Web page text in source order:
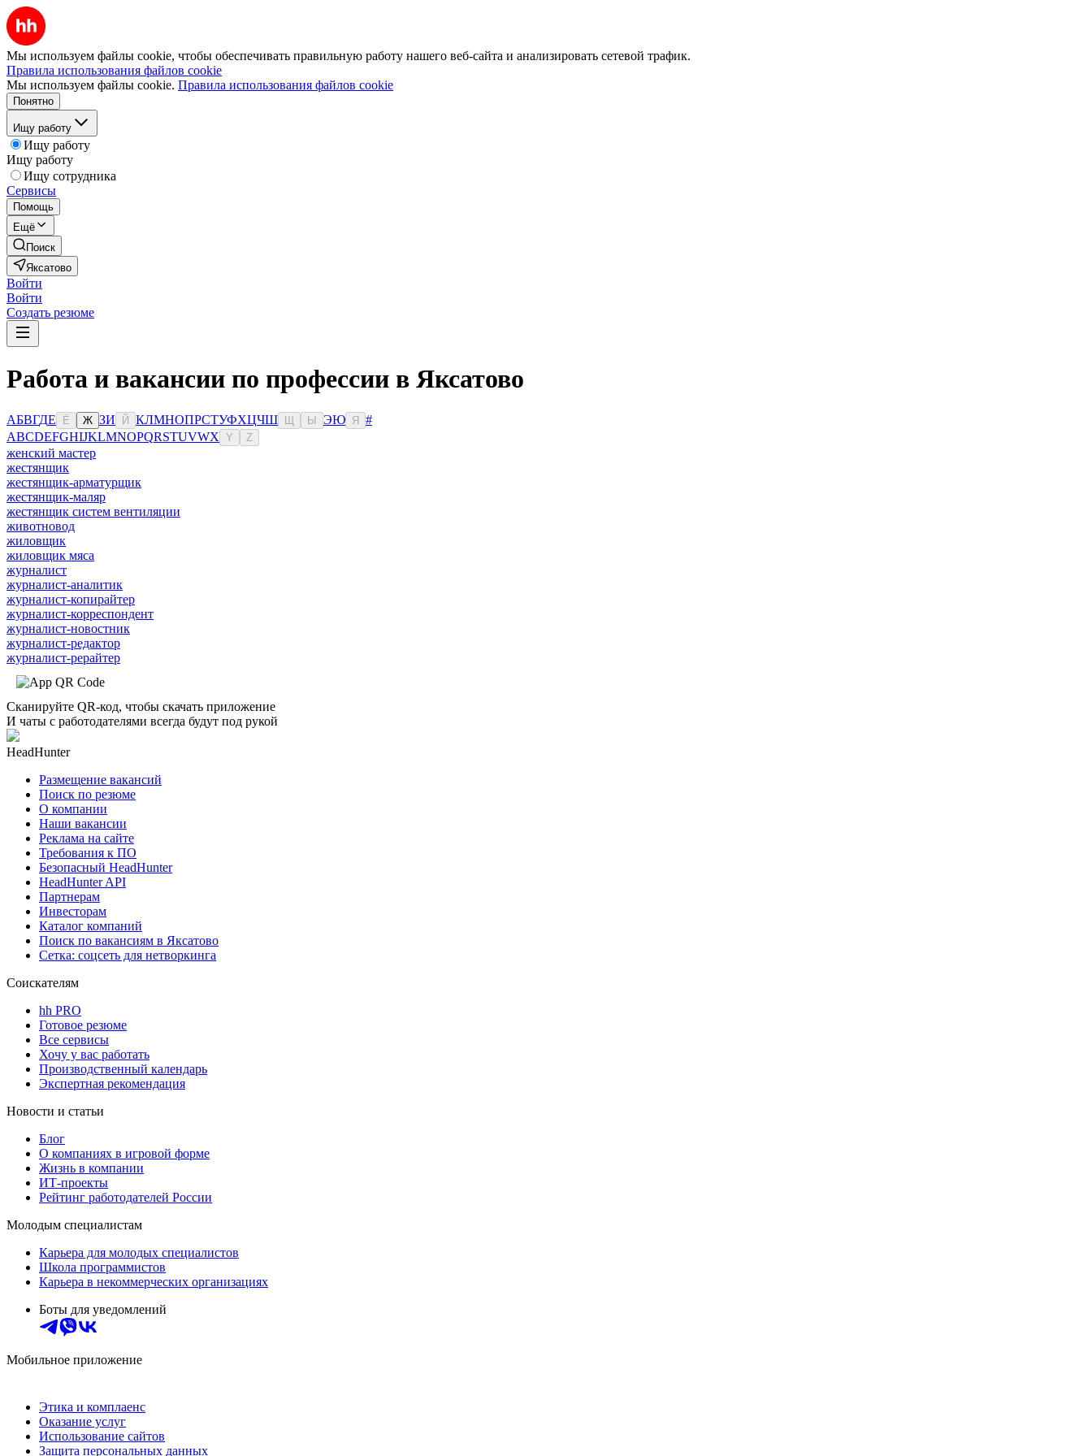
Мы используем файлы cookie, чтобы обеспечивать правильную работу нашего веб-сайта и анализировать сетевой трафик.
Правила использования файлов cookie
Мы используем файлы cookie. Правила использования файлов cookie
Понятно
Ищу работу
Ищу работу
Ищу работу
Ищу сотрудника
Сервисы
Помощь
Ещё
Поиск
Яксатово
Войти
Войти
Создать резюме
Работа и вакансии по профессии в Яксатово
АБВГДЕ Ё Ж ЗИ Й КЛМНОПРСТУФХЦЧШ Ы ЭЮ Я
#
ABCDEFGHIJKLMNOPQRSTUVWX Y Z
женский мастер
жестянщик
жестянщик-арматурщик
жестянщик-маляр
жестянщик систем вентиляции
животновод
жиловщик
жиловщик мяса
журналист
журналист-аналитик
журналист-копирайтер
журналист-корреспондент
журналист-новостник
журналист-редактор
журналист-рерайтер
Сканируйте QR-код, чтобы скачать приложение
И чаты с работодателями всегда будут под рукой
HeadHunter
Размещение вакансий
Поиск по резюме
О компании
Наши вакансии
Реклама на сайте
Требования к ПО
Безопасный HeadHunter
HeadHunter API
Партнерам
Инвесторам
Каталог компаний
Поиск по вакансиям в Яксатово
Сетка: соцсеть для нетворкинга
Соискателям
hh PRO
Готовое резюме
Все сервисы
Хочу у вас работать
Производственный календарь
Экспертная рекомендация
Новости и статьи
Блог
О компаниях в игровой форме
Жизнь в компании
ИТ-проекты
Рейтинг работодателей России
Молодым специалистам
Карьера для молодых специалистов
Школа программистов
Карьера в некоммерческих организациях
Боты для уведомлений
Мобильное приложение
Этика и комплаенс
Оказание услуг
Использование сайтов
Защита персональных данных